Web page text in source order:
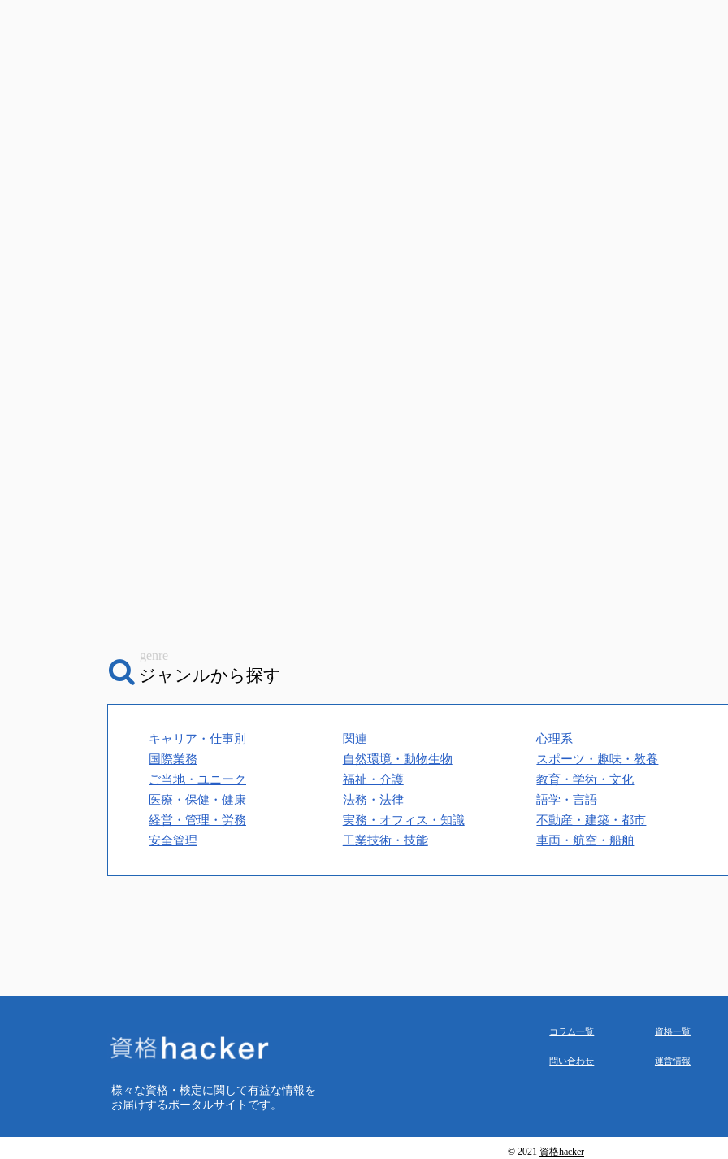
ジャンルから探す
genre
キャリア・仕事別 関連 心理系
国際業務
自然環境・動物生物 スポーツ・趣味・教養
ご当地・ユニーク
福祉・介護 教育・学術・文化
医療・保健・健康
法務・法律 語学・言語
経営・管理・労務
実務・オフィス・知識 不動産・建築・都市
安全管理
工業技術・技能 車両・航空・船舶
様々な資格・検定に関して有益な情報を
お届けするポータルサイトです。
コラム一覧 資格一覧
問い合わせ 運営情報
© 2021 資格hacker